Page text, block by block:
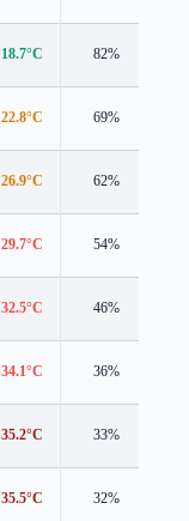
18.7°C 82%
22.8°C 69%
26.9°C 62%
29.7°C 54%
32.5°C 46%
34.1°C 36%
35.2°C 33%
35.5°C 32%